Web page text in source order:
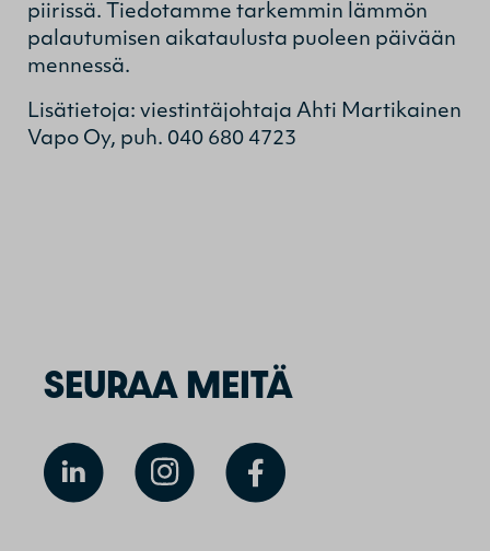
piirissä. Tiedotamme tarkemmin lämmön
palautumisen aikataulusta puoleen päivään
mennessä.
Lisätietoja: viestintäjohtaja Ahti Martikainen
Vapo Oy, puh. 040 680 4723
SEURAA MEITÄ